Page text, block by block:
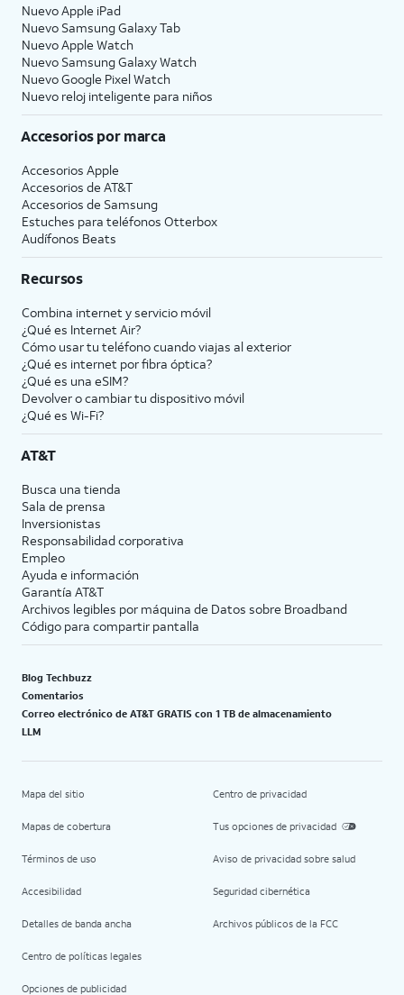
Nuevo Apple iPad
Nuevo Samsung Galaxy Tab
Nuevo Apple Watch
Nuevo Samsung Galaxy Watch
Nuevo Google Pixel Watch
Nuevo reloj inteligente para niños
Accesorios por marca
Accesorios Apple
Accesorios de AT&T
Accesorios de Samsung
Estuches para teléfonos Otterbox
Audífonos Beats
Recursos
Combina internet y servicio móvil
¿Qué es Internet Air?
Cómo usar tu teléfono cuando viajas al exterior
¿Qué es internet por fibra óptica?
¿Qué es una eSIM?
Devolver o cambiar tu dispositivo móvil
¿Qué es Wi-Fi?
AT&T
Busca una tienda
Sala de prensa
Inversionistas
Responsabilidad corporativa
Empleo
Ayuda e información
Garantía AT&T
Archivos legibles por máquina de Datos sobre Broadband
Código para compartir pantalla
Blog Techbuzz
Comentarios
Correo electrónico de AT&T GRATIS con 1 TB de almacenamiento
LLM
Mapa del sitio
Mapas de cobertura
Términos de uso
Accesibilidad
Detalles de banda ancha
Centro de políticas legales
Opciones de publicidad
Centro de privacidad
Tus opciones de privacidad
Aviso de privacidad sobre salud
Seguridad cibernética
Archivos públicos de la FCC